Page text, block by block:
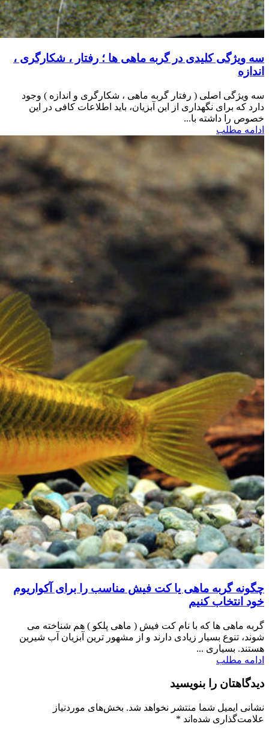
سه ویژگی کلیدی در گربه ماهی ها ؛ رفتار ، شکارگری ،
اندازه
سه ویژگی اصلی ( رفتار گربه ماهی ، شکارگری و اندازه ) وجود
دارد که برای نگهداری از این آبزیان، باید اطلاعات کافی در این
خصوص را داشته با...
ادامه مطلب
چگونه گربه ماهی یا کت فیش مناسب را برای آکواریوم
خود انتخاب کنیم
گربه ماهی ها که با نام کت فیش ( ماهی پلکو ) هم شناخته می
شوند، تنوع بسیار زیادی دارند و از مشهور ترین آبزیان آب شیرین
هستند. بسیاری ...
ادامه مطلب
دیدگاهتان را بنویسید
نشانی ایمیل شما منتشر نخواهد شد. بخش‌های موردنیاز
علامت‌گذاری شده‌اند *